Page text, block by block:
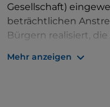
Gesellschaft)
beträchtlichen
Bürgern realisiert,
wirtschaftlichen
Mehr anzeigen